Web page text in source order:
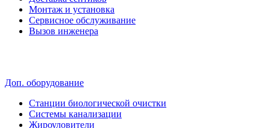
Монтаж и установка
Сервисное обслуживание
Вызов инженера
Доп. оборудование
Станции биологической очистки
Системы канализации
Жироуловители